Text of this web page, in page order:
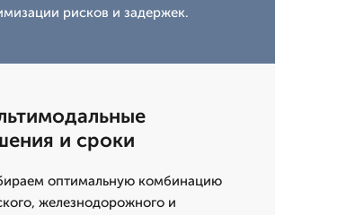
рисков и задержек.
и сроки
оптимальную комбинацию
железнодорожного и